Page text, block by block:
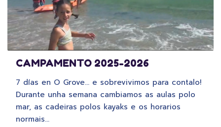
CAMPAMENTO 2025-2026
7 días en O Grove… e sobrevivimos para contalo!
Durante unha semana cambiamos as aulas polo
mar, as cadeiras polos kayaks e os horarios
normais…